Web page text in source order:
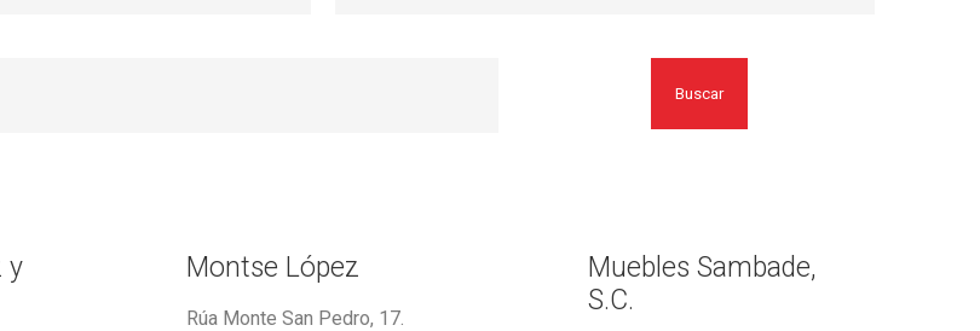
Buscar
y
Montse López
Rúa Monte San Pedro, 17.
Muebles Sambade,
S.C.